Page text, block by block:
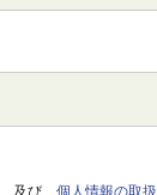
、及び、 個人情報の取